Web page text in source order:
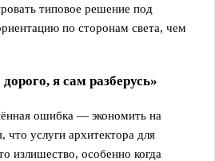
типовое решение под
по сторонам света, чем
я сам разберусь»
ошибка — экономить на
что услуги архитектора для
излишество, особенно когда